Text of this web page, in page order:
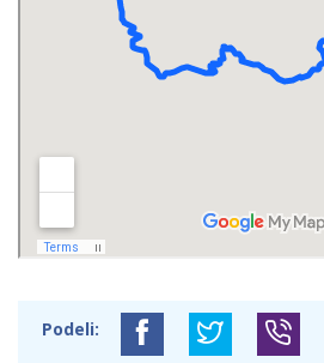
Podeli: